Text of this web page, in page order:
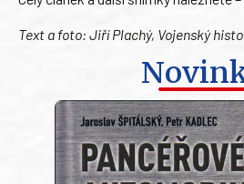
Text a foto: Jiří Plachý, Vojenský